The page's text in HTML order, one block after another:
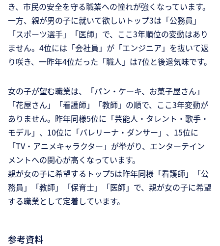
き、市民の安全を守る職業への憧れが強くなっています。
一方、親が男の子に就いて欲しいトップ3は「公務員」
「スポーツ選手」「医師」で、ここ3年順位の変動はあり
ません。4位には「会社員」が「エンジニア」を抜いて返
り咲き、一昨年4位だった「職人」は7位と後退気味です。
女の子が望む職業は、「パン・ケーキ、お菓子屋さん」
「花屋さん」「看護師」「教師」の順で、ここ3年変動が
ありません。昨年同様5位に「芸能人・タレント・歌手・
モデル」、10位に「バレリーナ・ダンサー」、15位に
「TV・アニメキャラクター」が挙がり、エンターテイン
メントへの関心が高くなっています。
親が女の子に希望するトップ5は昨年同様「看護師」「公
務員」「教師」「保育士」「医師」で、親が女の子に希望
する職業として定着しています。
参考資料